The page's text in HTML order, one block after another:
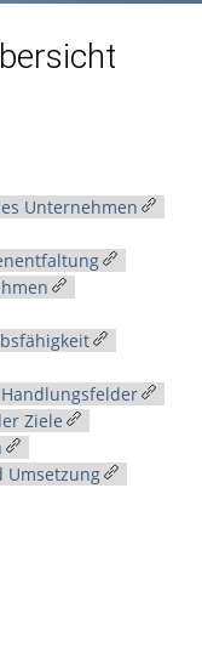
Unternehmen
Ziele
Umsetzung